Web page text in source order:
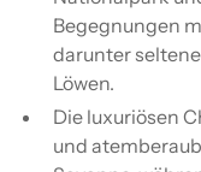
Begegnungen
darunter
Löwen.
Die luxuriösen
und